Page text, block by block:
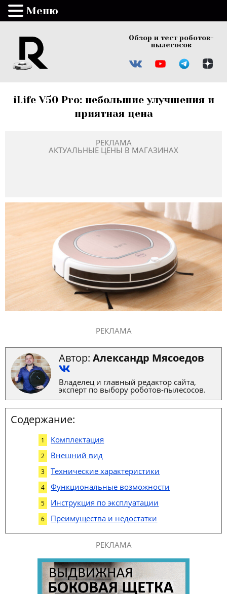
Обзор и тест роботов-
пылесосов
iLife V50 Pro: небольшие улучшения и
приятная цена
РЕКЛАМА
АКТУАЛЬНЫЕ ЦЕНЫ В МАГАЗИНАХ
РЕКЛАМА
Автор: Александр Мясоедов
Владелец и главный редактор сайта,
эксперт по выбору роботов-пылесосов.
Содержание:
Комплектация
Внешний вид
Технические характеристики
Функциональные возможности
Инструкция по эксплуатации
Преимущества и недостатки
РЕКЛАМА
Меню